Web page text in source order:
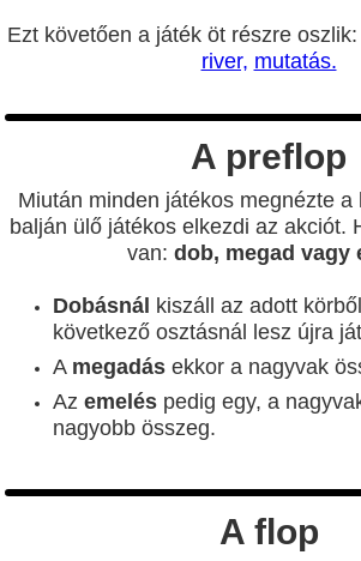
Ezt követően a játék öt részre oszlik:
river, mutatás.
A preflop
Miután minden játékos megnézte a
balján ülő játékos elkezdi az akciót.
van: dob, megad vagy
Dobásnál kiszáll az adott
következő osztásnál lesz újra
A megadás ekkor a nagyvak
Azemelés pedig egy, a
nagyobb összeg.
A flop